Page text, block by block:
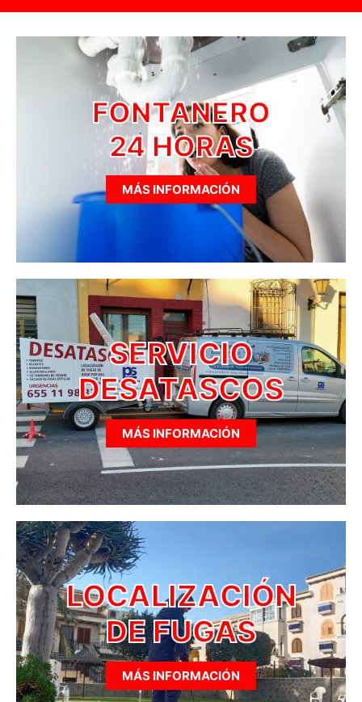
FONTANERO
24 HORAS
MÁS INFORMACIÓN
SERVICIO
DESATASCOS
MÁS INFORMACIÓN
LOCALIZACIÓN
DE FUGAS
MÁS INFORMACIÓN